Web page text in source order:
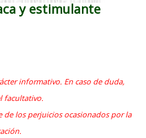
y estimulante
informativo. En caso de duda,
facultativo.
de los perjuicios ocasionados por la